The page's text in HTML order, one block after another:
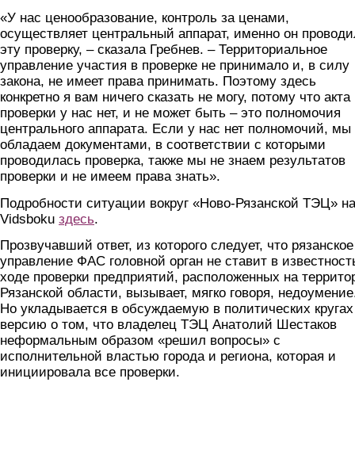
«У нас ценообразование, контроль за ценами,
осуществляет центральный аппарат, именно он
эту проверку, – сказала Гребнев. – Территориальное
управление участия в проверке не принимало и, в силу
закона, не имеет права принимать. Поэтому здесь
конкретно я вам ничего сказать не могу, потому что акта
проверки у нас нет, и не может быть – это полномочия
центрального аппарата. Если у нас нет полномочий, мы
обладаем документами, в соответствии с которыми
проводилась проверка, также мы не знаем результатов
проверки и не имеем права знать».
Подробности ситуации вокруг «Ново-Рязанской ТЭЦ» на
Vidsboku здесь.
Прозвучавший ответ, из которого следует, что рязанское
управление ФАС головной орган не ставит в
ходе проверки предприятий, расположенных на
Рязанской области, вызывает, мягко говоря,
Но укладывается в обсуждаемую в политических кругах
версию о том, что владелец ТЭЦ Анатолий Шестаков
неформальным образом «решил вопросы» с
исполнительной властью города и региона, которая и
инициировала все проверки.